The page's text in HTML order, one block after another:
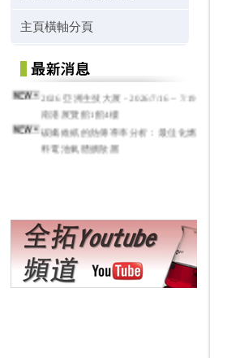
主頁橫軸分頁
2026 亞洲生技大展 - 2026/7/16 ~ 7/19
南港展覽館1館4樓
碳纖維紙的熱傳導率分析：最佳化燃
料電池氣體擴散層